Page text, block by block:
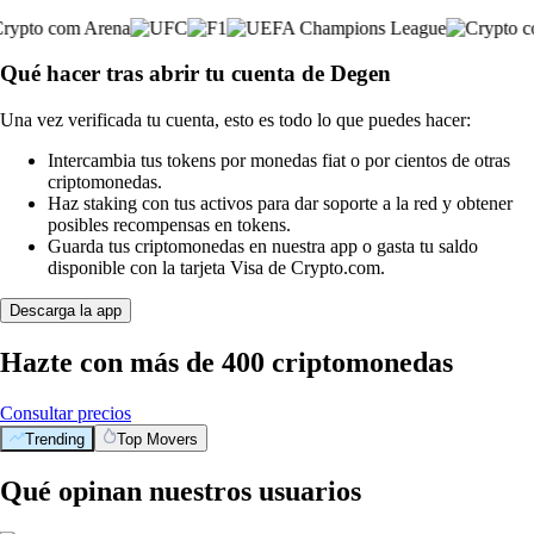
Qué hacer tras abrir tu cuenta de Degen
Una vez verificada tu cuenta, esto es todo lo que puedes hacer:
Intercambia tus tokens por monedas fiat o por cientos de otras
criptomonedas.
Haz staking con tus activos para dar soporte a la red y obtener
posibles recompensas en tokens.
Guarda tus criptomonedas en nuestra app o gasta tu saldo
disponible con la tarjeta Visa de Crypto.com.
Descarga la app
Hazte con más de 400 criptomonedas
Consultar precios
Trending Top Movers
Qué opinan nuestros usuarios